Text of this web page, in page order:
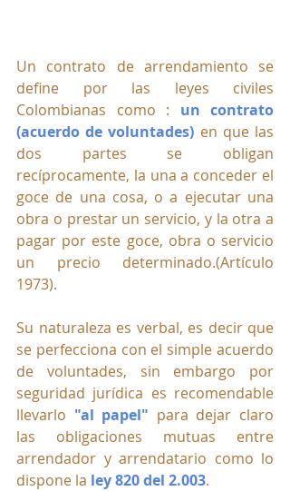
Un contrato de arrendamiento se
define por las leyes civiles
Colombianas como : un contrato
(acuerdo de voluntades) en que las
dos partes se obligan
recíprocamente, la una a conceder el
goce de una cosa, o a ejecutar una
obra o prestar un servicio, y la otra a
pagar por este goce, obra o servicio
un precio determinado.(Artículo
1973).
Su naturaleza es verbal, es decir que
se perfecciona con el simple acuerdo
de voluntades, sin embargo por
seguridad jurídica es recomendable
llevarlo "al papel" para dejar claro
las obligaciones mutuas entre
arrendador y arrendatario como lo
dispone la ley 820 del 2.003.